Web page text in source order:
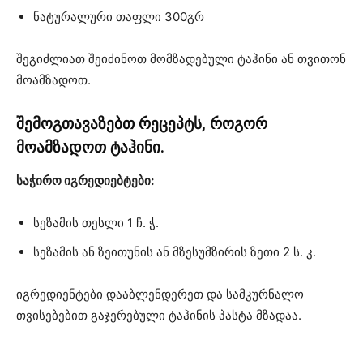
ნატურალური თაფლი 300გრ
შეგიძლიათ შეიძინოთ მომზადებული ტაჰინი ან თვითონ
მოამზადოთ.
შემოგთავაზებთ რეცეპტს, როგორ
მოამზადოთ ტაჰინი.
საჭირო იგრედიებტები:
სეზამის თესლი 1 ჩ. ჭ.
სეზამის ან ზეითუნის ან მზესუმზირის ზეთი 2 ს. კ.
იგრედიენტები დააბლენდერეთ და სამკურნალო
თვისებებით გაჯერებული ტაჰინის პასტა მზადაა.